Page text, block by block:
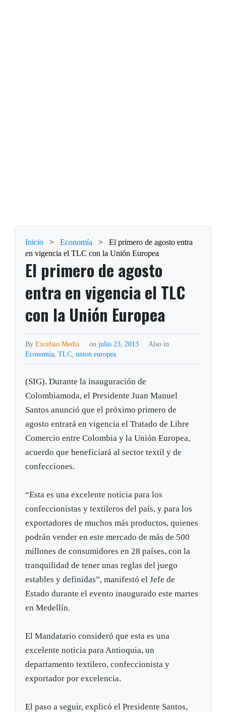
Inicio > Economía >
El primero de agosto entra
en vigencia el TLC con la Unión Europea
El primero de agosto
entra en vigencia el TLC
con la Unión Europea
ByExcelsio Media on julio 23, 2013
Also in
Economía,TLC,union europea
(SIG). Durante la inauguración de
Colombiamoda, el Presidente Juan Manuel
Santos anunció que el próximo primero de
agosto entrará en vigencia el Tratado de Libre
Comercio entre Colombia y la Unión Europea,
acuerdo que beneficiará al sector textil y de
confecciones.
“Esta es una excelente noticia para los
confeccionistas y textileros del país, y para los
exportadores de muchos más productos, quienes
podrán vender en este mercado de más de 500
millones de consumidores en 28 países, con la
tranquilidad de tener unas reglas del juego
estables y definidas”, manifestó el Jefe de
Estado durante el evento inaugurado este martes
en Medellín.
El Mandatario consideró que esta es una
excelente noticia para Antioquia, un
departamento textilero, confeccionista y
exportador por excelencia.
El paso a seguir, explicó el Presidente Santos,